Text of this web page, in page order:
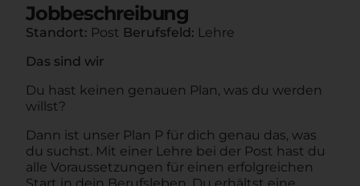
Jobbeschreibung
Standort: Post Berufsfeld: Lehre
Das sind wir
Du hast keinen genauen Plan, was du werden
willst?
Dann ist unser Plan P für dich genau das, was
du suchst. Mit einer Lehre bei der Post hast du
alle Voraussetzungen für einen erfolgreichen